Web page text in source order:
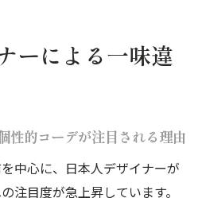
ーによる一味違
性的コーデが注目される理由
中心に、日本人デザイナーが
注目度が急上昇しています。